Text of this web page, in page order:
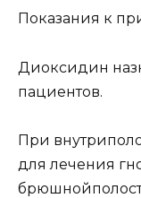
Показания к
Диоксидин
пациентов.
При
для лечения